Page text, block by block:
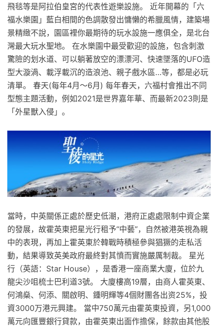
飛毯等是阿拉伯皇宮的代表性遊樂設施。 近年開幕的「六
福水樂園」藍白相間的色調散發出慵懶的希臘風情，建築場
景精緻不說，園區裡你最期待的玩水設施一應俱全，是北台
灣最大玩水聖地。 在水樂園中最受歡迎的設施，包含刺激
驚險的划水道、可以躺著放空的漂漂河、快速墜落的UFO造
型大漩渦、載浮載沉的造浪池、親子戲水區…等，都是必玩
清單。 春天(每年4月～6月) 每年春天，六福村會推出不同
型態主題活動，例如2021是世界嘉年華、而最新2023則是
「外星獸入侵」。
當時，中英關係正處於歷史低潮，港府正處處限制中資企業
的發展，故霍英東把星光行租予“中藝”，自然被港英視為親
中的表現，再加上霍英東於韓戰時積極參與猖獗的走私活
動，結果導致英美政府最終對其憤而實施嚴厲制裁。 星光
行（英語：Star House），是香港一座商業大廈，位於九
龍尖沙咀梳士巴利道3號。 大廈樓高19層，由商人霍英東、
何鴻燊、何添、關啟明、鍾明輝等4個財團各出资25%，投
資3000万港元興建。 當中750萬元由霍英東投資，另1,000
萬元向匯豐銀行貸款，由霍英東出面作擔保，餘款由其他股